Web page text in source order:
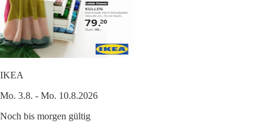
IKEA
Mo. 3.8. - Mo. 10.8.2026
Noch bis morgen gültig